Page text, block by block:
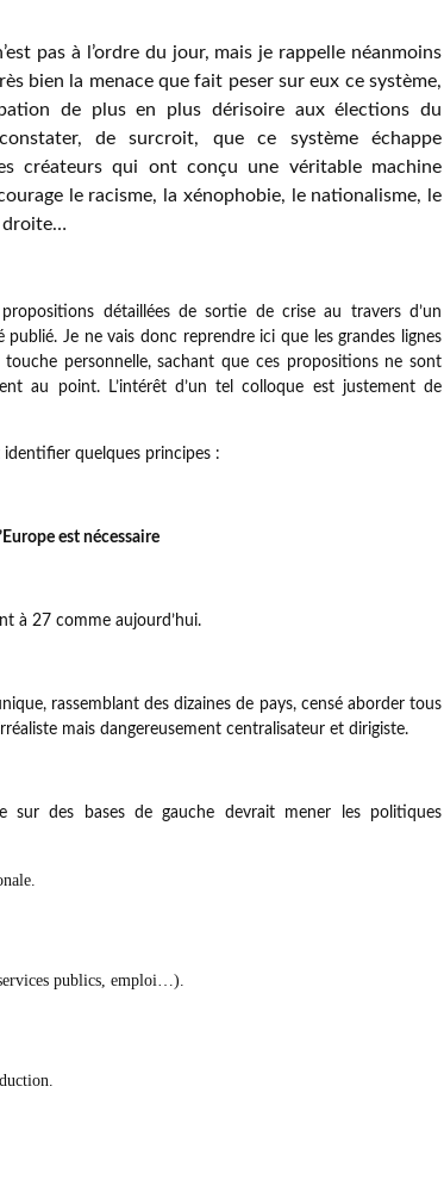
pas à l’ordre du jour, mais je rappelle néanmoins
bien la menace que fait peser sur eux ce système,
de plus en plus dérisoire aux élections du
de surcroit, que ce système échappe
créateurs qui ont conçu une véritable machine
le racisme, la xénophobie, le nationalisme, le
droite…
détaillées de sortie de crise au travers d’un
Je ne vais donc reprendre ici que les grandes lignes
personnelle, sachant que ces propositions ne sont
au point. L’intérêt d’un tel colloque est justement de
quelques principes :
est nécessaire
à 27 comme aujourd’hui.
rassemblant des dizaines de pays, censé aborder tous
mais dangereusement centralisateur et dirigiste.
sur des bases de gauche devrait mener les politiques
publics, emploi…).